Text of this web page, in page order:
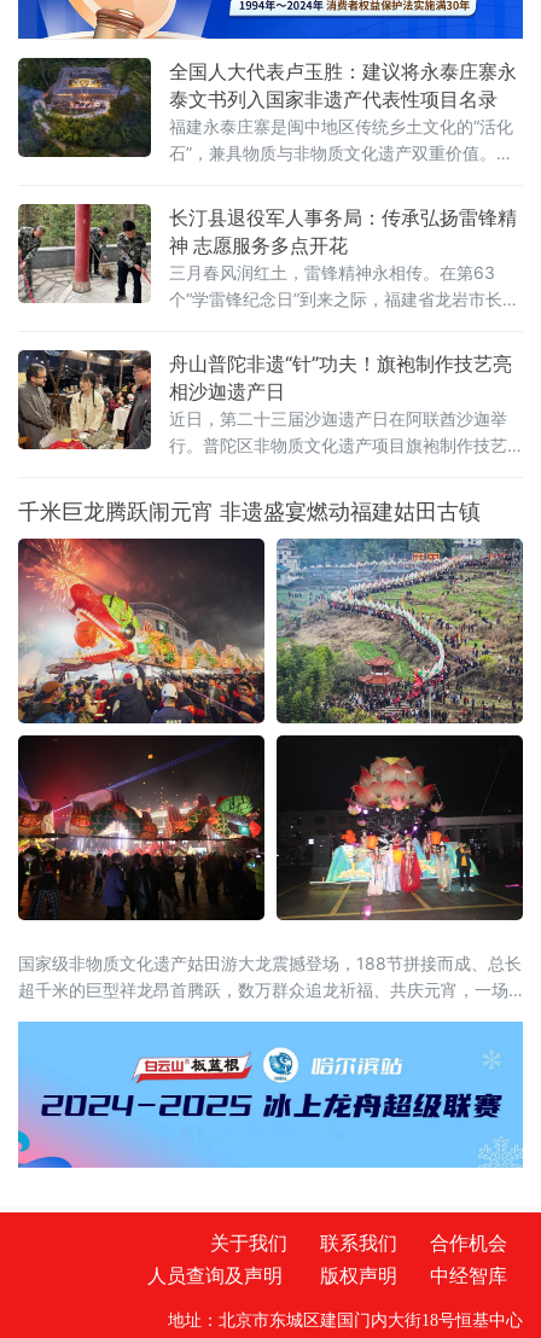
走他乡
全国人大代表卢玉胜：建议将永泰庄寨永
泰文书列入国家非遗产代表性项目名录
福建永泰庄寨是闽中地区传统乡土文化的“活化
石”，兼具物质与非物质文化遗产双重价值。全
物质文化遗产代表性项目名录，通过整体性、
创新性保护激活这一活态载体，以文化遗产保
护赋能乡村振兴，探索文化传承与区域发展协
同共进的新路径。永泰庄寨为明清时期闽中特
色防御性民居建筑，核心特色是“既是家，也是
长汀县退役军人事务局：传承弘扬雷锋精
神 志愿服务多点开花
三月春风润红土，雷锋精神永相传。在第63
个“学雷锋纪念日”到来之际，福建省龙岩市长汀
务力量，以“传承红色基因·弘扬雷锋精神”为主
线，组织开展红色祭扫、河道清洁、安全宣传
等系列志愿服务活动，引导广大退役军人退役
不褪色、建功新时代，以实际行动诠释军人本
色与奉献精神。祭扫烈士纪念地，践行初心显
舟山普陀非遗“针”功夫！旗袍制作技艺亮
相沙迦遗产日
近日，第二十三届沙迦遗产日在阿联酋沙迦举
行。普陀区非物质文化遗产项目旗袍制作技艺
特魅力。本届遗产日吸引全球27个国家参与。
作为沙迦规模最大、最具国际影响力的年度文
化盛事，活动旨在传承本土遗产、促进全球文
明对话。
千米巨龙腾跃闹元宵 非遗盛宴燃动福建姑田古镇
国家级非物质文化遗产姑田游大龙震撼登场，188节拼接而成、总长
超千米的巨型祥龙昂首腾跃，数万群众追龙祈福、共庆元宵，一场
关于我们 联系我们
合作机会
人员查询及声明
版权声明 中经智库
地址：北京市东城区建国门内大街18号恒基中心